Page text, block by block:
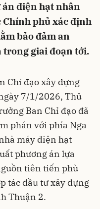
điện hạt nhân
phủ xác định
bảo đảm an
trong giai đoạn tới.
Chỉ đạo xây dựng
7/1/2026, Thủ
Ban Chỉ đạo đã
phán với phía Nga
máy điện hạt
phương án lựa
tiên tiến phù
tác đầu tư xây dựng
Thuận 2.
Hủy